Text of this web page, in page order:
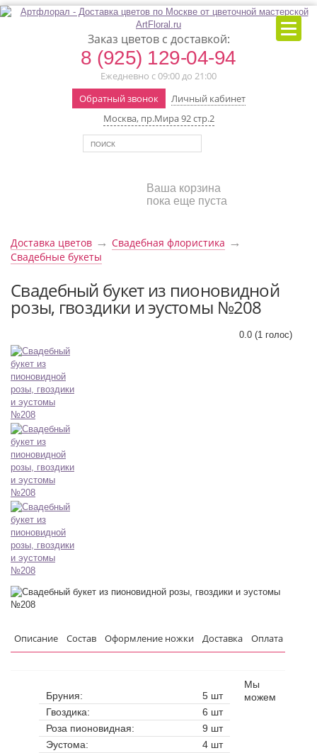
Заказ цветов с доставкой:
8 (925) 129-04-94
Ежедневно с 09:00 до 21:00
Обратный звонок
Личный кабинет
Москва, пр.Мира 92 стр.2
Ваша корзина
пока еще пуста
Доставка цветов → Свадебная флористика →
Свадебные букеты
Свадебный букет из пионовидной
розы, гвоздики и эустомы №208
0.0 (1 голос)
Описание Состав Оформление ножки Доставка Оплата
Бруния:
5 шт
Гвоздика:
6 шт
Роза пионовидная:
9 шт
Эустома:
4 шт
Мы
можем